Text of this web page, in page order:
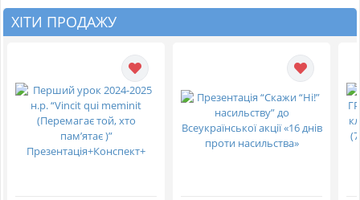
ХІТИ ПРОДАЖУ